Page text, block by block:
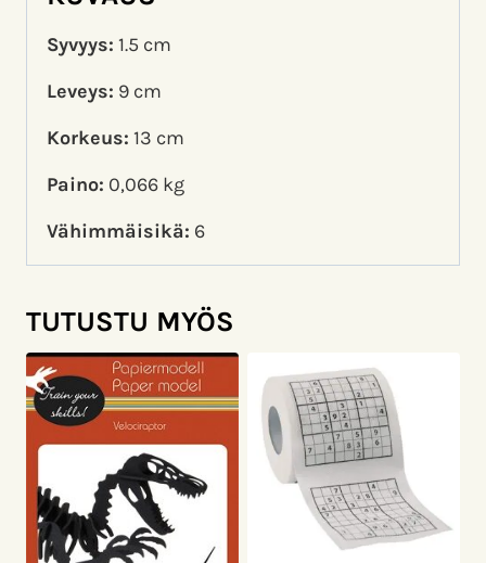
Syvyys: 1.5 cm
Leveys: 9 cm
Korkeus: 13 cm
Paino: 0,066 kg
Vähimmäisikä: 6
TUTUSTU MYÖS